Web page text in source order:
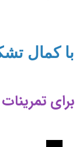
با کمال
برای